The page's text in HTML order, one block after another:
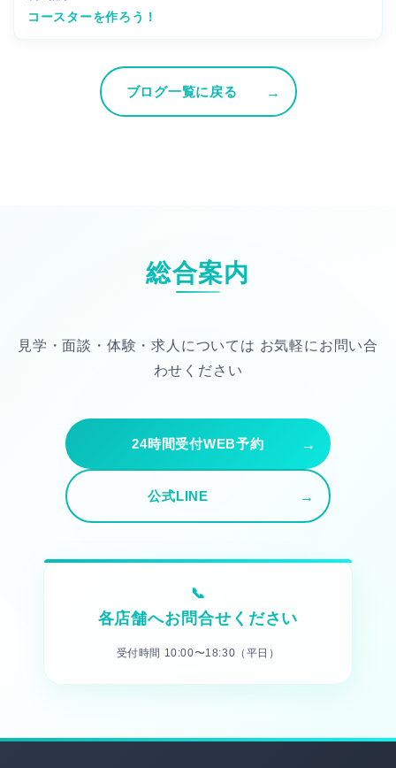
コースターを作ろう！
ブログ一覧に戻る
総合案内
見学・面談・体験・求人については お気軽にお問い合
わせください
24時間受付WEB予約
公式LINE
各店舗へお問合せください
受付時間 10:00〜18:30（平日）